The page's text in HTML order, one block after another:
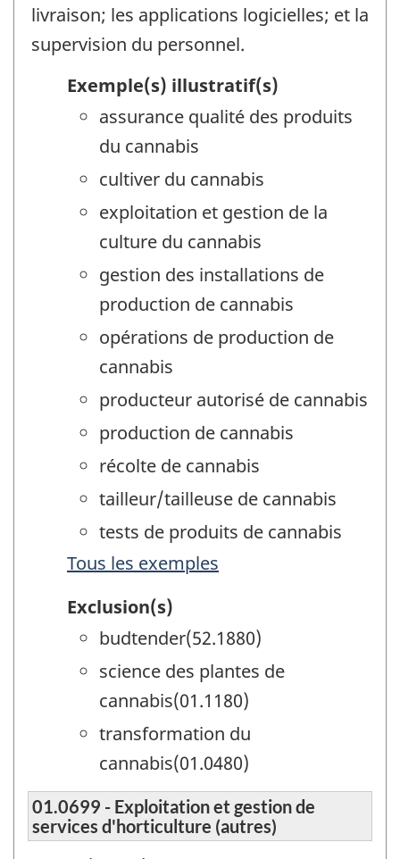
livraison; les applications logicielles; et la
supervision du personnel.
Exemple(s) illustratif(s)
assurance qualité des produits
du cannabis
cultiver du cannabis
exploitation et gestion de la
culture du cannabis
gestion des installations de
production de cannabis
opérations de production de
cannabis
producteur autorisé de cannabis
production de cannabis
récolte de cannabis
tailleur/tailleuse de cannabis
tests de produits de cannabis
Tous les exemples
Exclusion(s)
budtender(52.1880)
science des plantes de
cannabis(01.1180)
transformation du
cannabis(01.0480)
01.0699 - Exploitation et gestion de
services d'horticulture (autres)